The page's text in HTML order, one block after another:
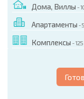
Дома, Виллы -
Апартаменты -
Комплексы - 125